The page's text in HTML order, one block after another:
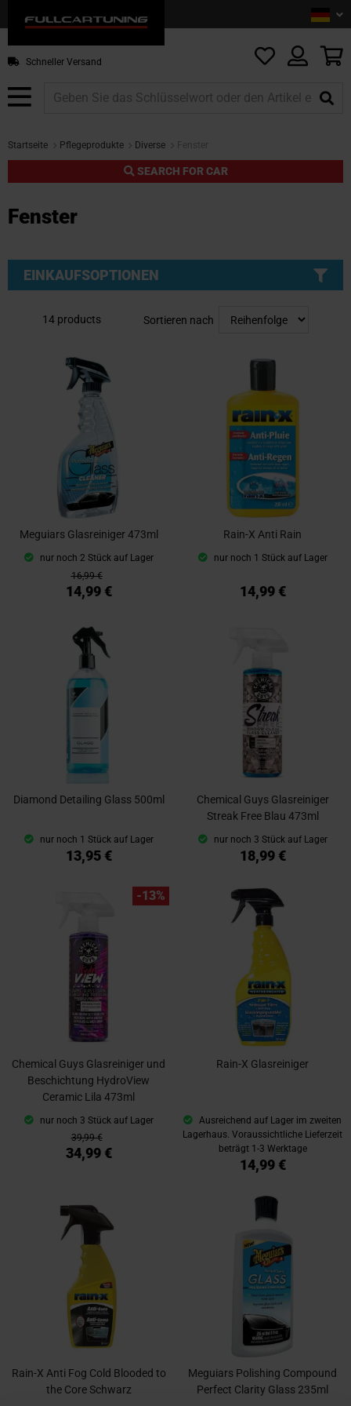
Schneller Versand
Startseite Pflegeprodukte Diverse
SEARCH FOR CAR
Fenster
EINKAUFSOPTIONEN
14 products Sortieren nach
Meguiars Glasreiniger 473ml
nur noch 2 Stück auf Lager
16,99 €
14,99 €
Rain-X Anti Rain
nur noch 1 Stück auf Lager
14,99 €
Diamond Detailing Glass 500ml
nur noch 1 Stück auf Lager
13,95 €
Chemical Guys Glasreiniger
Streak Free Blau 473ml
nur noch 3 Stück auf Lager
18,99 €
-13%
Chemical Guys Glasreiniger und
Beschichtung HydroView
Ceramic Lila 473ml
nur noch 3 Stück auf Lager
39,99 €
34,99 €
Rain-X Glasreiniger
Ausreichend auf Lager im zweiten
Lagerhaus. Voraussichtliche Lieferzeit
beträgt 1-3 Werktage
14,99 €
Rain-X Anti Fog Cold Blooded to
the Core Schwarz
Meguiars Polishing Compound
Perfect Clarity Glass 235ml